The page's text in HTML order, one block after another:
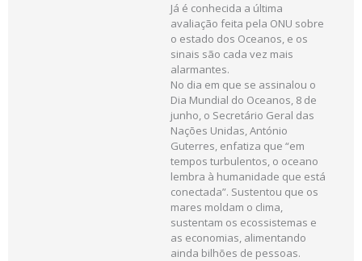
Já é conhecida a última
avaliação feita pela ONU sobre
o estado dos Oceanos, e os
sinais são cada vez mais
alarmantes.
No dia em que se assinalou o
Dia Mundial do Oceanos, 8 de
junho, o Secretário Geral das
Nações Unidas, António
Guterres, enfatiza que “em
tempos turbulentos, o oceano
lembra à humanidade que está
conectada”. Sustentou que os
mares moldam o clima,
sustentam os ecossistemas e
as economias, alimentando
ainda bilhões de pessoas.